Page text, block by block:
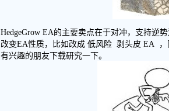
HedgeGrow EA的主要卖点在于对冲，支持逆
改变EA性质，比如改成 低风险 剥头皮 EA
有兴趣的朋友下载研究一下。